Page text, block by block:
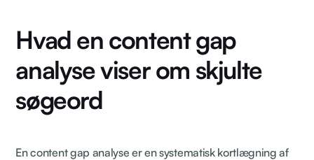
Hvad en content gap
analyse viser om skjulte
søgeord
En content gap analyse er en systematisk kortlægning af